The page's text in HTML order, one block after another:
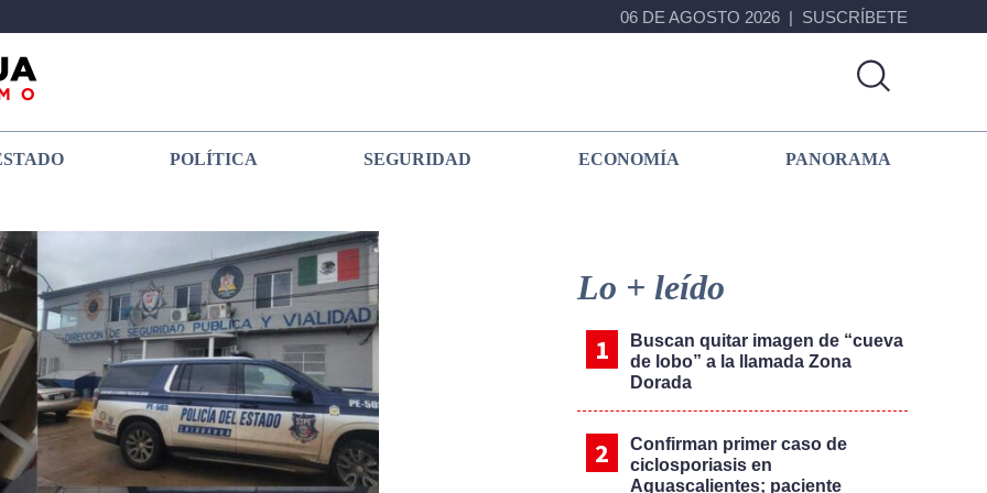
06 DE AGOSTO 2026 SUSCRÍBETE
POLÍTICA SEGURIDAD ECONOMÍA PANORAMA
Sidebar
Lo + leído
Buscan quitar imagen de “cueva
de lobo” a la llamada Zona
Dorada
Confirman primer caso de
ciclosporiasis en
Aguascalientes; paciente